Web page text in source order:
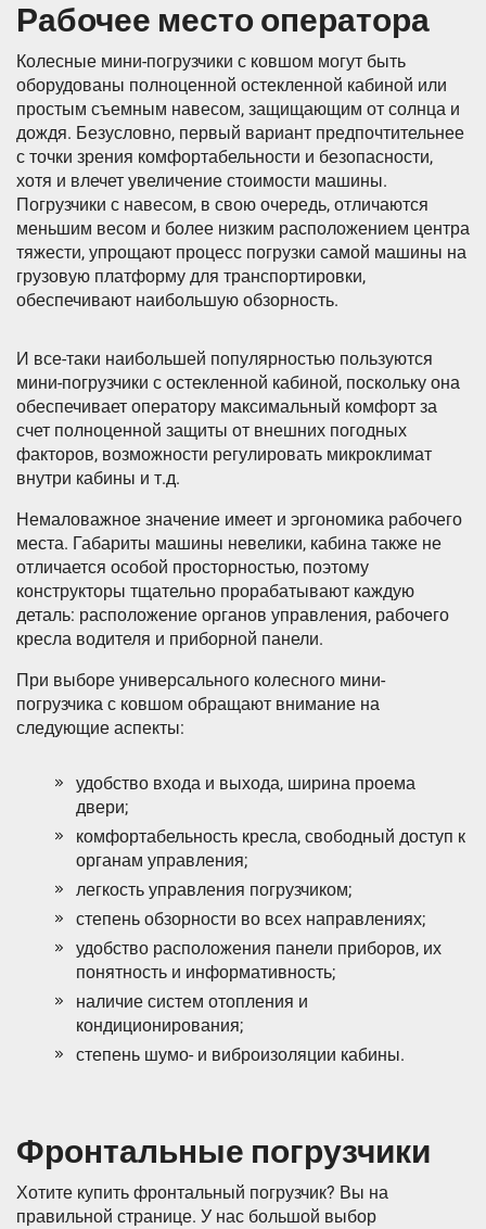
Рабочее место оператора
Колесные мини-погрузчики с ковшом могут быть
оборудованы полноценной остекленной кабиной или
простым съемным навесом, защищающим от солнца и
дождя. Безусловно, первый вариант предпочтительнее
с точки зрения комфортабельности и безопасности,
хотя и влечет увеличение стоимости машины.
Погрузчики с навесом, в свою очередь, отличаются
меньшим весом и более низким расположением центра
тяжести, упрощают процесс погрузки самой машины на
грузовую платформу для транспортировки,
обеспечивают наибольшую обзорность.
И все-таки наибольшей популярностью пользуются
мини-погрузчики с остекленной кабиной, поскольку она
обеспечивает оператору максимальный комфорт за
счет полноценной защиты от внешних погодных
факторов, возможности регулировать микроклимат
внутри кабины и т.д.
Немаловажное значение имеет и эргономика рабочего
места. Габариты машины невелики, кабина также не
отличается особой просторностью, поэтому
конструкторы тщательно прорабатывают каждую
деталь: расположение органов управления, рабочего
кресла водителя и приборной панели.
При выборе универсального колесного мини-
погрузчика с ковшом обращают внимание на
следующие аспекты:
удобство входа и выхода, ширина проема
двери;
комфортабельность кресла, свободный доступ к
органам управления;
легкость управления погрузчиком;
степень обзорности во всех направлениях;
удобство расположения панели приборов, их
понятность и информативность;
наличие систем отопления и
кондиционирования;
степень шумо- и виброизоляции кабины.
Фронтальные погрузчики
Хотите купить фронтальный погрузчик? Вы на
правильной странице. У нас большой выбор